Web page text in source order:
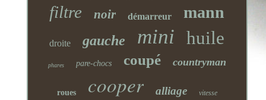
filtre noir démarreur mann
droite gauche mini huile
phares pare-chocs coupé countryman
roues cooper alliage vitesse